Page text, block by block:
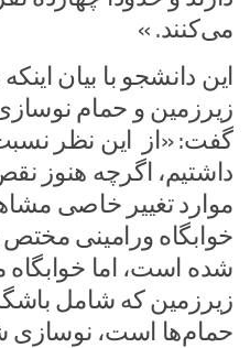
می‌کنند. »
این دانشجو با بیان
زیرزمین و حمام
گفت: «از این نظر
داشتیم، اگرچه هنوز
موارد تغییر خاصی
خوابگاه ورامینی
شده است، اما خوابگاه
زیرزمین که شامل
حمام‌ها است،